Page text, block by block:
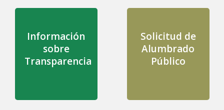
Información
sobre
Transparencia
Solicitud de
Alumbrado
Público